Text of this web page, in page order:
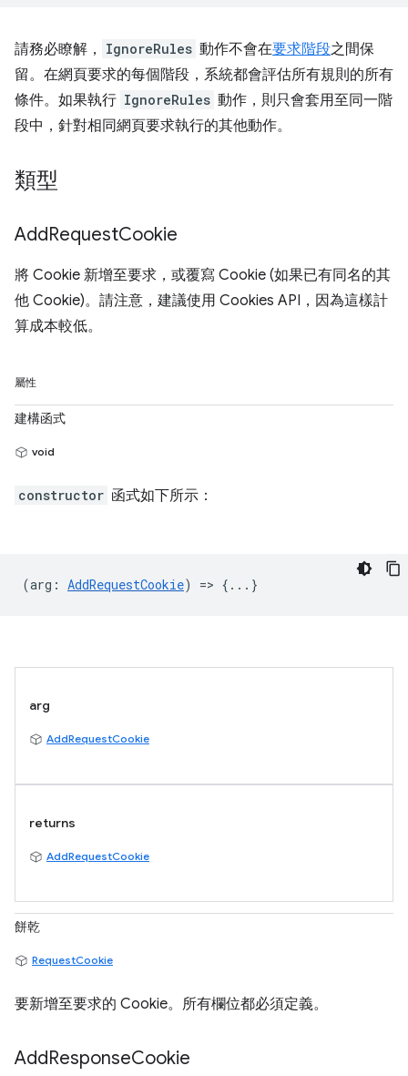
請務必瞭解， IgnoreRules 動作不會在要求階段之間保
留。在網頁要求的每個階段，系統都會評估所有規則的所有
條件。如果執行 IgnoreRules 動作，則只會套用至同一階
段中，針對相同網頁要求執行的其他動作。
類型
AddRequestCookie
將 Cookie 新增至要求，或覆寫 Cookie (如果已有同名的其
他 Cookie)。請注意，建議使用 Cookies API，因為這樣計
算成本較低。
屬性
建構函式
void
constructor 函式如下所示：
(arg : AddRequestCookie) => {...}
arg
AddRequestCookie
returns
AddRequestCookie
餅乾
RequestCookie
要新增至要求的 Cookie。所有欄位都必須定義。
AddResponseCookie